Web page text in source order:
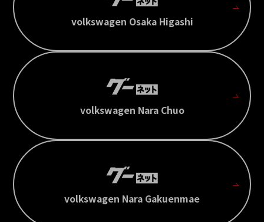
volkswagen Osaka Higashi
volkswagen Nara Chuo
volkswagen Nara Gakuenmae